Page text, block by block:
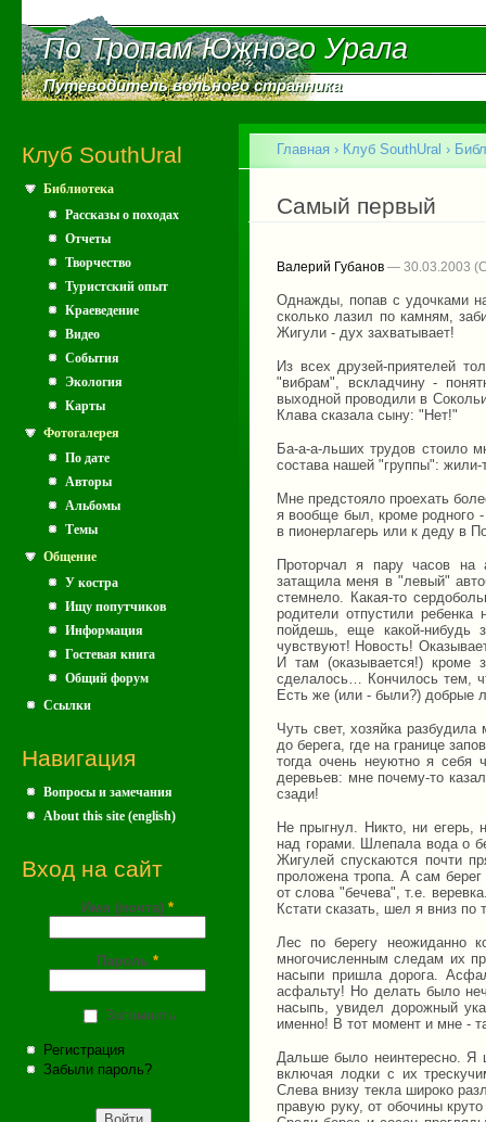
По Тропам Южного Урала
По Тропам Южного Урала
Путеводитель вольного странника
Путеводитель вольного странника
Клуб SouthUral
Библиотека
Рассказы о походах
Отчеты
Творчество
Туристский опыт
Краеведение
Видео
События
Экология
Карты
Фотогалерея
По дате
Авторы
Альбомы
Темы
Общение
У костра
Ищу попутчиков
Информация
Гостевая книга
Общий форум
Ссылки
Навигация
Вопросы и замечания
About this site (english)
Вход на сайт
Имя (почта) *
Пароль *
Запомнить
Регистрация
Забыли пароль?
Вы здесь
Главная › Клуб SouthUral ›
Самый первый
Валерий Губанов — 30.03.2003
Однажды, попав с удочками
сколько лазил по камням,
Жигули - дух захватывает!
Из всех друзей-приятелей
"вибрам", вскладчину -
выходной проводили в
Клава сказала сыну: "Нет!"
Ба-а-а-льших трудов стоило
состава нашей "группы":
Мне предстояло проехать
я вообще был, кроме родного
в пионерлагерь или к деду в
Проторчал я пару часов на
затащила меня в "левый"
стемнело. Какая-то
родители отпустили
пойдешь, еще какой-нибудь
чувствуют! Новость!
И там (оказывается!) кроме
сделалось… Кончилось тем,
Есть же (или - были?) добрые
Чуть свет, хозяйка
до берега, где на границе
тогда очень неуютно я себя
деревьев: мне почему-то
сзади!
Не прыгнул. Никто, ни
над горами. Шлепала вода о
Жигулей спускаются почти
проложена тропа. А сам
от слова "бечева", т.е.
Кстати сказать, шел я вниз по
Лес по берегу неожиданно
многочисленным следам их
насыпи пришла дорога.
асфальту! Но делать было
насыпь, увидел дорожный
именно! В тот момент и мне -
Дальше было неинтересно. Я
включая лодки с их
Слева внизу текла широко
правую руку, от обочины